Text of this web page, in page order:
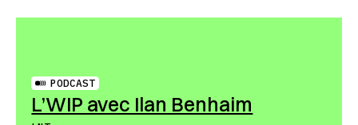
PODCAST
L’WIP avec Ilan Benhaim